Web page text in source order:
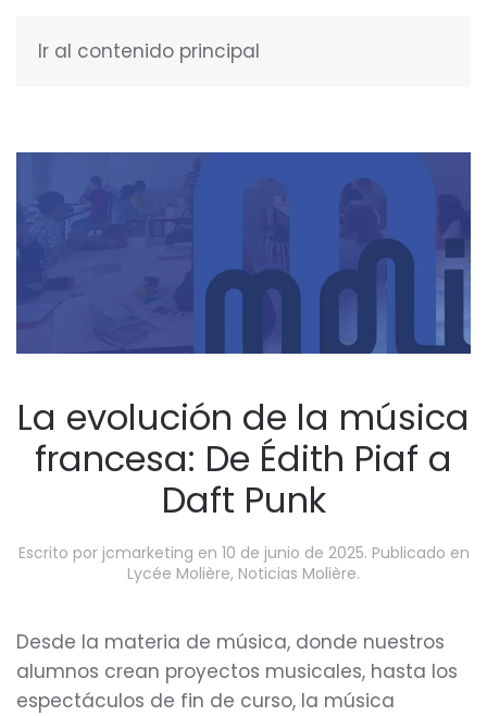
Ir al contenido principal
La evolución de la música
francesa: De Édith Piaf a
Daft Punk
Escrito por jcmarketing en 10 de junio de 2025. Publicado en
Lycée Molière, Noticias Molière.
Desde la materia de música, donde nuestros
alumnos crean proyectos musicales, hasta los
espectáculos de fin de curso, la música